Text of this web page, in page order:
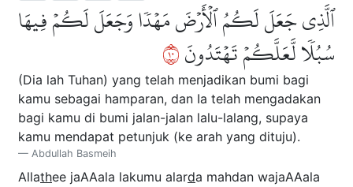
ٱلَّذِي جَعَلَ لَكُمُ ٱلۡأَرۡضَ مَهۡدٗا وَجَعَلَ لَكُمۡ فِيهَا
سُبُلٗا لَّعَلَّكُمۡ تَهۡتَدُونَ٠١
(Dia lah Tuhan) yang telah menjadikan bumi bagi
kamu sebagai hamparan, dan Ia telah mengadakan
bagi kamu di bumi jalan-jalan lalu-lalang, supaya
kamu mendapat petunjuk (ke arah yang dituju).
Abdullah Basmeih
Allathee jaAAala lakumu alarda mahdan wajaAAala